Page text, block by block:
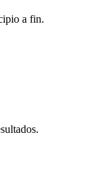
a fin.